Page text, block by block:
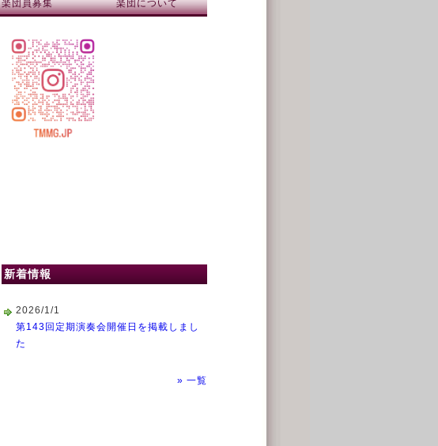
楽団員募集 楽団について
新着情報
2026/1/1
第143回定期演奏会開催日を掲載しまし
た
» 一覧